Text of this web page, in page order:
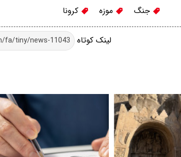
جنگ موزه کرونا
لینک کوتاه